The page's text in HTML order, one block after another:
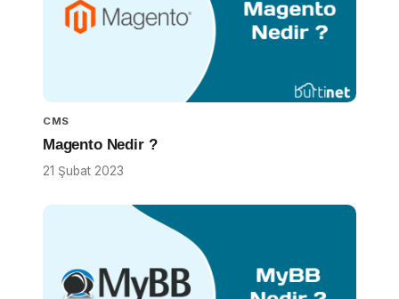
CMS
Magento Nedir ?
21 Şubat 2023